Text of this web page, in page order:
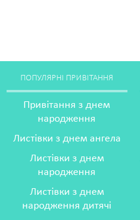
ПОПУЛЯРНІ ПРИВІТАННЯ
Привітання з днем
народження
Листівки з днем ангела
Листівки з днем
народження
Листівки з днем
народження дитячі